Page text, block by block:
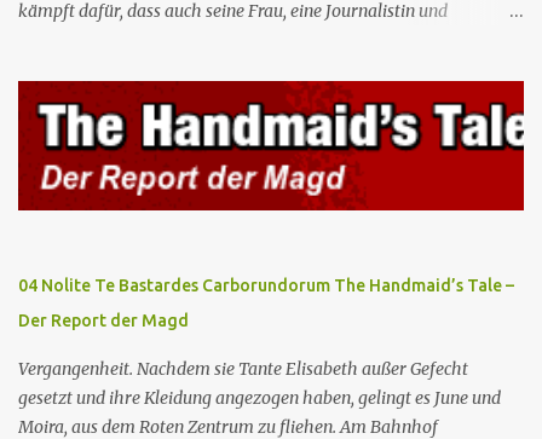
kämpft dafür, dass auch seine Frau, eine Journalistin und
Teilnahme von Frauen weiterhin entschieden ab. Gegenwart. Die
Waterfords beherbergen eine Delegation aus Mexiko, um ein für
Gilead lebenswichtiges Handelsabkommen zu unterzeichnen.
Botschafterin Castillo konfrontiert Serena mit ihrem Buch „Der
Platz einer Frau”, das als Manifest von Gilead gilt und einen
oberstes Gut die Fortpflanzung ist. June und andere Mägde werden
wo Serena stolz die „Kinder von Gilead” vorstellt. June nutzt die
Gelegenheit, mit Castillo unter vier Augen zu sprechen, ...
04 Nolite Te Bastardes Carborundorum The Handmaid’s Tale –
Der Report der Magd
Vergangenheit. Nachdem sie Tante Elisabeth außer Gefecht
gesetzt und ihre Kleidung angezogen haben, gelingt es June und
Moira, aus dem Roten Zentrum zu fliehen. Am Bahnhof